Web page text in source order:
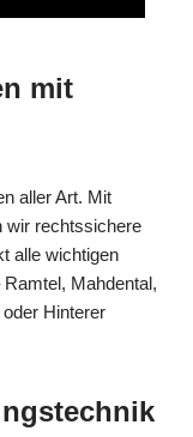
mit
aller Art. Mit
wir rechtssichere
alle wichtigen
Mahdental,
Hinterer